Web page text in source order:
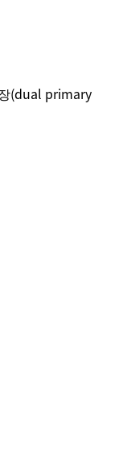
(dual primary